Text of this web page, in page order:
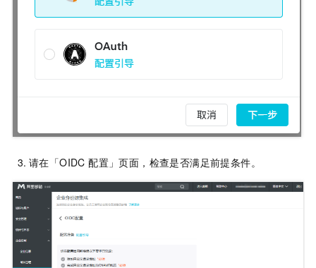
请在「OIDC 配置」页面，检查是否满足前提条件。